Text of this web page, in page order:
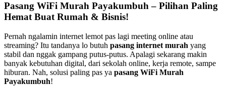
Pasang WiFi Murah Payakumbuh – Pilihan Paling
Hemat Buat Rumah & Bisnis!
Pernah ngalamin internet lemot pas lagi meeting online atau
streaming? Itu tandanya lo butuh pasang internet murah yang
stabil dan nggak gampang putus-putus. Apalagi sekarang makin
banyak kebutuhan digital, dari sekolah online, kerja remote, sampe
hiburan. Nah, solusi paling pas ya pasang WiFi Murah
Payakumbuh!